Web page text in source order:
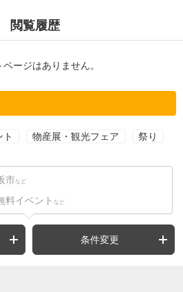
閲覧履歴
ージはありません。
物産展・観光フェア 祭り
市 など
料イベント など
条件変更